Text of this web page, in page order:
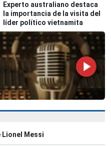
Experto australiano destaca
la importancia de la visita del
líder político vietnamita
Lionel Messi